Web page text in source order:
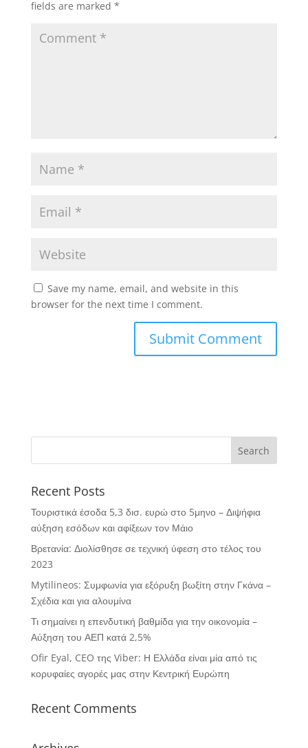
fields are marked *
Save my name, email, and website in this
browser for the next time I comment.
Recent Posts
Τουριστικά έσοδα 5,3 δισ. ευρώ στο 5μηνο – Διψήφια
αύξηση εσόδων και αφίξεων τον Μάιο
Βρετανία: Διολίσθησε σε τεχνική ύφεση στο τέλος του
2023
Mytilineos: Συμφωνία για εξόρυξη βωξίτη στην Γκάνα –
Σχέδια και για αλουμίνα
Τι σημαίνει η επενδυτική βαθμίδα για την οικονομία –
Αύξηση του ΑΕΠ κατά 2,5%
Ofir Eyal, CEO της Viber: Η Ελλάδα είναι μία από τις
κορυφαίες αγορές μας στην Κεντρική Ευρώπη
Recent Comments